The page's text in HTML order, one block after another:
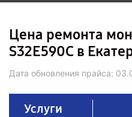
Цена ремонта
S32E590C в
Дата обновления прайса:
Услуги